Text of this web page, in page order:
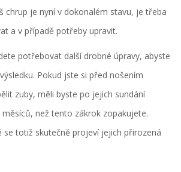
chrup je nyní v dokonalém stavu, je třeba
a v případě potřeby upravit.
potřebovat další drobné úpravy, abyste
Pokud jste si před nošením
zuby, měli byste po jejich sundání
než tento zákrok zopakujete.
se totiž skutečně projeví jejich přirozená